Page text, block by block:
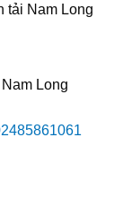
tải Nam Long
Long